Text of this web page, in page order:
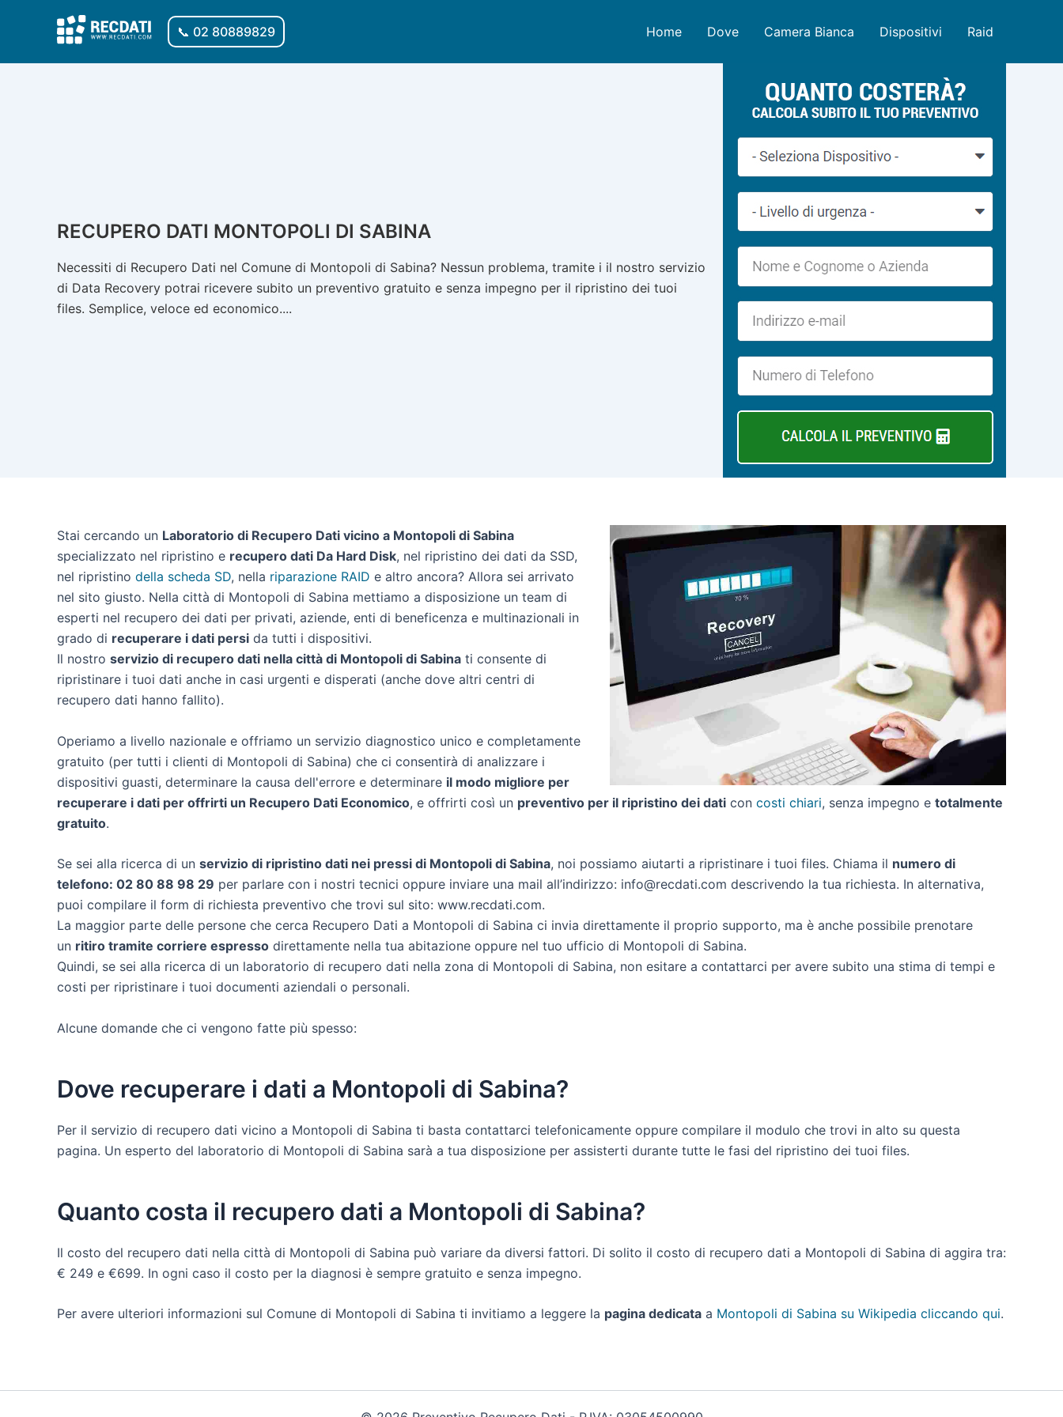
📞 02 80889829 Home Dove Camera Bianca Dispositivi Raid
RECUPERO DATI MONTOPOLI DI SABINA
Necessiti di Recupero Dati nel Comune di Montopoli di Sabina? Nessun problema, tramite i il nostro servizio
di Data Recovery potrai ricevere subito un preventivo gratuito e senza impegno per il ripristino dei tuoi
files. Semplice, veloce ed economico....
Stai cercando un Laboratorio di Recupero Dati vicino a Montopoli di Sabina
specializzato nel ripristino e recupero dati Da Hard Disk, nel ripristino dei dati da SSD,
nel ripristino della scheda SD, nella riparazione RAID e altro ancora? Allora sei arrivato
nel sito giusto. Nella città di Montopoli di Sabina mettiamo a disposizione un team di
esperti nel recupero dei dati per privati, aziende, enti di beneficenza e multinazionali in
grado di recuperare i dati persi da tutti i dispositivi.
Il nostro servizio di recupero dati nella città di Montopoli di Sabina ti consente di
ripristinare i tuoi dati anche in casi urgenti e disperati (anche dove altri centri di
recupero dati hanno fallito).
Operiamo a livello nazionale e offriamo un servizio diagnostico unico e completamente
gratuito (per tutti i clienti di Montopoli di Sabina) che ci consentirà di analizzare i
dispositivi guasti, determinare la causa dell'errore e determinare il modo migliore per
recuperare i dati per offrirti un Recupero Dati Economico, e offrirti così un preventivo per il ripristino dei dati con costi chiari, senza impegno e totalmente
gratuito.
Se sei alla ricerca di un servizio di ripristino dati nei pressi di Montopoli di Sabina, noi possiamo aiutarti a ripristinare i tuoi files. Chiama il numero di
telefono: 02 80 88 98 29 per parlare con i nostri tecnici oppure inviare una mail all’indirizzo: info@recdati.com descrivendo la tua richiesta. In alternativa,
puoi compilare il form di richiesta preventivo che trovi sul sito: www.recdati.com.
La maggior parte delle persone che cerca Recupero Dati a Montopoli di Sabina ci invia direttamente il proprio supporto, ma è anche possibile prenotare
un ritiro tramite corriere espresso direttamente nella tua abitazione oppure nel tuo ufficio di Montopoli di Sabina.
Quindi, se sei alla ricerca di un laboratorio di recupero dati nella zona di Montopoli di Sabina, non esitare a contattarci per avere subito una stima di tempi e
costi per ripristinare i tuoi documenti aziendali o personali.
Alcune domande che ci vengono fatte più spesso:
Dove recuperare i dati a Montopoli di Sabina?
Per il servizio di recupero dati vicino a Montopoli di Sabina ti basta contattarci telefonicamente oppure compilare il modulo che trovi in alto su questa
pagina. Un esperto del laboratorio di Montopoli di Sabina sarà a tua disposizione per assisterti durante tutte le fasi del ripristino dei tuoi files.
Quanto costa il recupero dati a Montopoli di Sabina?
Il costo del recupero dati nella città di Montopoli di Sabina può variare da diversi fattori. Di solito il costo di recupero dati a Montopoli di Sabina di aggira tra:
€ 249 e €699. In ogni caso il costo per la diagnosi è sempre gratuito e senza impegno.
Per avere ulteriori informazioni sul Comune di Montopoli di Sabina ti invitiamo a leggere la pagina dedicata a Montopoli di Sabina su Wikipedia cliccando qui.